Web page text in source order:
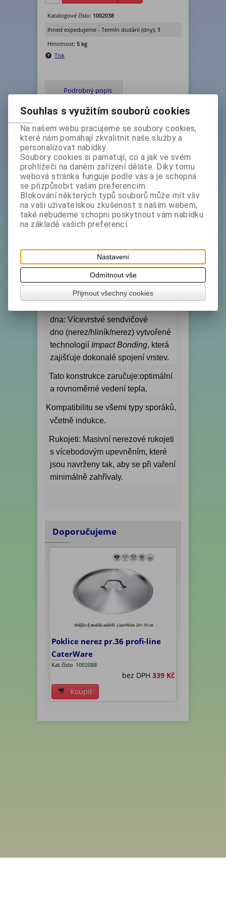
Katalogové číslo: 1002038
Ihned expedujeme - Termín dodání (dny): 1
Hmotnost: 5 kg
Tisk
Podrobný popis
jsou vyrobeny z vysoce kvalitní nerezové
oceli
Vhodný pro všechny typy sporáků včetně
indukce.
Rozměry a objem v popisu výrobku.
Za technické parametry uváděné
výrobcem neručíme.
Hmotnost ( přepravní ) v kg: 5.
· Materiál:Vysoce kvalitní nerezová
ocel, která je vysoce odolná proti
korozi a potravinářským kyselinám.
dna: Vícevrstvé sendvičové
dno (nerez/hliník/nerez) vytvořené
technologií Impact Bonding, která
zajišťuje dokonalé spojení vrstev.
Tato konstrukce zaručuje:optimální
a rovnoměrné vedení tepla.
Kompatibilitu se všemi typy sporáků,
včetně indukce.
Rukojeti: Masivní nerezové rukojeti
s vícebodovým upevněním, které
jsou navrženy tak, aby se při vaření
minimálně zahřívaly.
Doporučujeme
Poklice nerez pr.36 profi-line
CaterWare
Kat.číslo 1002088
bez DPH 339 Kč
Koupit
Souhlas s využitím souborů cookies
Na našem webu pracujeme se soubory cookies,
které nám pomáhají zkvalitnit naše služby a
personalizovat nabídky.
Soubory cookies si pamatují, co a jak ve svém
prohlížeči na daném zařízení děláte. Díky tomu
webová stránka funguje podle vás a je schopná
se přizpůsobit vašim preferencím.
Blokování některých typů souborů může mít vliv
na vaši uživatelskou zkušenost s naším webem,
také nebudeme schopni poskytnout vám nabídku
na základě vašich preferencí.
Nastavení
Odmítnout vše
Přijmout všechny cookies